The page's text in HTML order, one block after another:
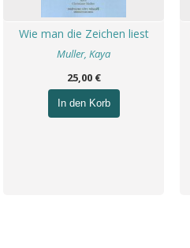
Wie man die Zeichen liest
Muller, Kaya
25,00 €
In den Korb